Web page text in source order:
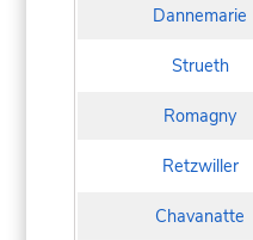
Dannemarie
Strueth
Romagny
Retzwiller
Chavanatte